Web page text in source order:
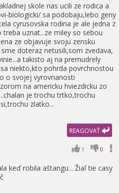
skole nas ucili ze rodica a
biologicki/ sa podobaju,lebo geny
cyrusovska rodina je ale jedna z
treba uznat...ze miley so sebou
ze objavuje svoju zensku
doteraz netusili,som zvedava,
takisto aj na premudrely
niekto,kto pohrda povrchnostou
o svojej vyrovnanosti
na americku hviezdicku zo
je trochu trtko,trochu
trochu zlatko...
REAGOVAŤ
1 0
keď robila aštangu... Žiaľ tie casy